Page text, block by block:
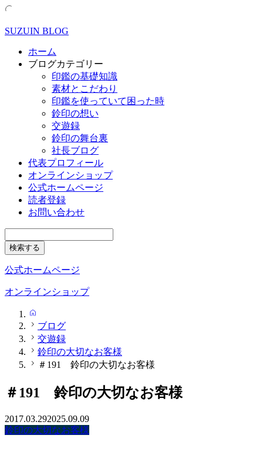
SUZUIN BLOG
ホーム
ブログカテゴリー
印鑑の基礎知識
素材とこだわり
印鑑を使っていて困った時
鈴印の想い
交遊録
鈴印の舞台裏
社長ブログ
代表プロフィール
オンラインショップ
公式ホームページ
読者登録
お問い合わせ
公式ホームページ
オンラインショップ
ブログ
交遊録
鈴印の大切なお客様
＃191 鈴印の大切なお客様
＃191 鈴印の大切なお客様
2017.03.292025.09.09
鈴印の大切なお客様